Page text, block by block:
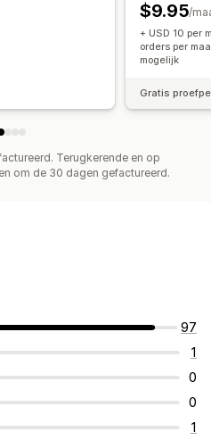
Historische rapporten
$9.95/
+ USD 10 per
orders per
mogelijk
Gratis
Terugkerende en op
om de 30 dagen gefactureerd.
97
1
0
0
1